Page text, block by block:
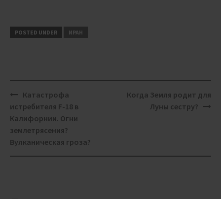
POSTED UNDER ИРАН
Post
navigation
Катастрофа
истребителя F-18 в
Калифорнии. Огни
землетрясения?
Вулканическая гроза?
Когда Земля родит для
Луны сестру?